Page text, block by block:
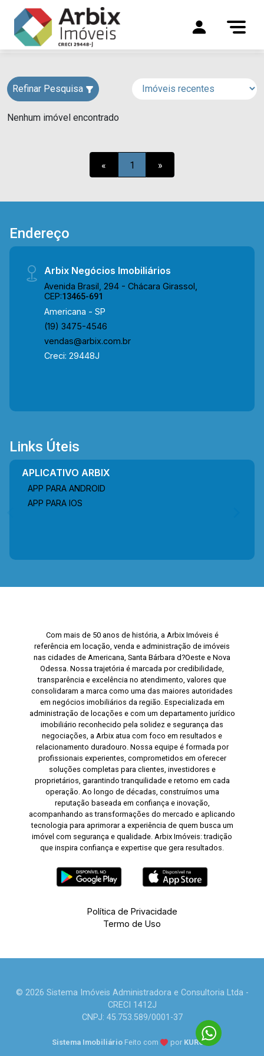
Refinar Pesquisa
Nenhum imóvel encontrado
« 1 »
Endereço
Arbix Negócios Imobiliários
Avenida Brasil, 294 - Chácara Girassol,
CEP:13465-691
Americana - SP
(19) 3475-4546
vendas@arbix.com.br
Creci: 29448J
Links Úteis
APLICATIVO ARBIX
APP PARA ANDROID
APP PARA IOS
Com mais de 50 anos de história, a Arbix Imóveis é
referência em locação, venda e administração de imóveis
nas cidades de Americana, Santa Bárbara d?Oeste e Nova
Odessa. Nossa trajetória é marcada por credibilidade,
transparência e excelência no atendimento, valores que
consolidaram a marca como uma das maiores autoridades
em negócios imobiliários da região. Especializada em
administração de locações e com um departamento jurídico
imobiliário reconhecido pela solidez e segurança das
negociações, a Arbix atua com foco em resultados e
relacionamento duradouro. Nossa equipe é formada por
profissionais experientes, comprometidos em oferecer
soluções completas para clientes, investidores e
proprietários, garantindo tranquilidade e retorno em cada
operação. Ao longo de décadas, construímos uma
reputação baseada em confiança e inovação,
acompanhando as transformações do mercado e aplicando
tecnologia para aprimorar a experiência de quem busca um
imóvel com segurança e qualidade. Arbix Imóveis: tradição
que inspira confiança e expertise que gera resultados.
Política de Privacidade
Termo de Uso
© 2026 Sistema Imóveis Administradora e Consultoria Ltda -
CRECI 1412J
CNPJ: 45.753.589/0001-37
Sistema Imobiliário Feito com por KUROLE